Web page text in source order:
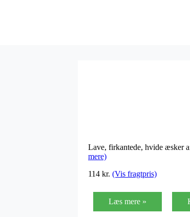
Lave, firkantede, hvide æsker
mere)
114 kr. (Vis fragtpris)
Læs mere »